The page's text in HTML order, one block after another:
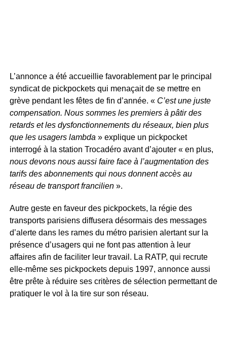
L’annonce a été accueillie favorablement par le principal
syndicat de pickpockets qui menaçait de se mettre en
grève pendant les fêtes de fin d’année. « C’est une juste
compensation. Nous sommes les premiers à pâtir des
retards et les dysfonctionnements du réseaux, bien plus
que les usagers lambda » explique un pickpocket
interrogé à la station Trocadéro avant d’ajouter « en plus,
nous devons nous aussi faire face à l’augmentation des
tarifs des abonnements qui nous donnent accès au
réseau de transport francilien».
Autre geste en faveur des pickpockets, la régie des
transports parisiens diffusera désormais des messages
d’alerte dans les rames du métro parisien alertant sur la
présence d’usagers qui ne font pas attention à leur
affaires afin de faciliter leur travail. La RATP, qui recrute
elle-même ses pickpockets depuis 1997, annonce aussi
être prête à réduire ses critères de sélection permettant de
pratiquer le vol à la tire sur son réseau.